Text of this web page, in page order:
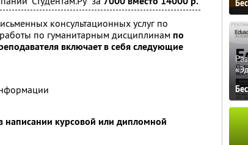
консультационных услуг по
по гуманитарным дисциплинампо
включает в себя следующие
написании курсовой или дипломной